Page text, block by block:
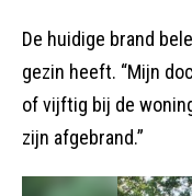
De huidige brand
gezin heeft. “Mijn
of vijftig bij de
zijn afgebrand.”